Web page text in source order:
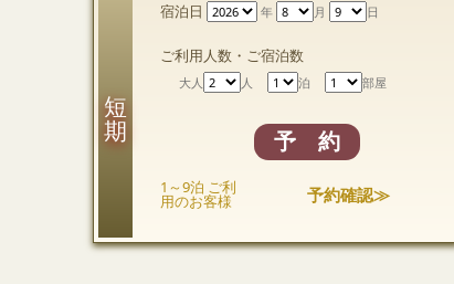
宿泊日 年 月 日
ご利用人数・ご宿泊数
大人 人 泊 部屋
予 約
1～9泊 ご利
用のお客様 予約確認≫